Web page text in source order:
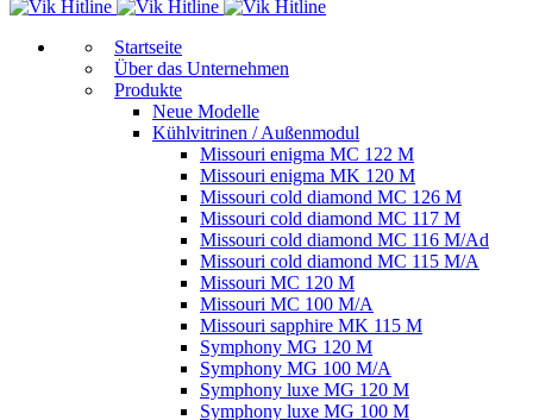
Start­sei­te
Über das Unternehmen
Produkte
Neue Modelle
Kühlvitrinen / Außenmodul
Missouri enigma MC 122 M
Missouri enigma MK 120 M
Missouri cold diamond MC 126 M
Missouri cold diamond MC 117 M
Missouri cold diamond MC 116 M/Ad
Missouri cold diamond MC 115 M/A
Missouri MC 120 M
Missouri MC 100 M/A
Missouri sapphire MK 115 M
Symphony MG 120 M
Symphony MG 100 M/А
Symphony luxe MG 120 M
Symphony luxe MG 100 M